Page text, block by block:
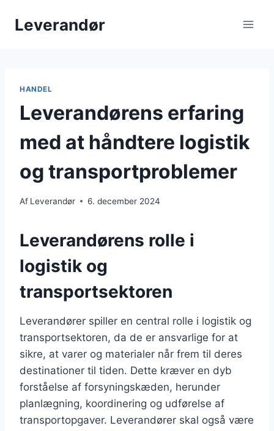
Leverandør
HANDEL
Leverandørens erfaring
med at håndtere logistik
og transportproblemer
Af Leverandør 6. december 2024
Leverandørens rolle i
logistik og
transportsektoren
Leverandører spiller en central rolle i logistik og
transportsektoren, da de er ansvarlige for at
sikre, at varer og materialer når frem til deres
destinationer til tiden. Dette kræver en dyb
forståelse af forsyningskæden, herunder
planlægning, koordinering og udførelse af
transportopgaver. Leverandører skal også være